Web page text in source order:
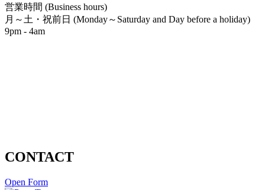
営業時間 (Business hours)
月～土・祝前日 (Monday～Saturday and Day before a holiday)
9pm - 4am
CONTACT
Open Form